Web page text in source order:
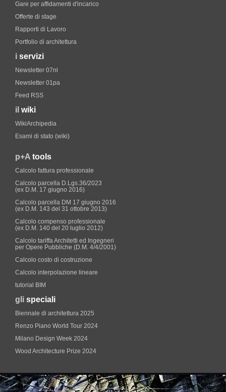
Gare per affidamenti d'incarico
Offerte di stage
Rapporti di Lavoro
Portfolio di architettura
i servizi
Newsletter 07nl
Newsletter 01pa
Feed RSS
il wiki
WikiArchipedia
Esami di stato (wiki)
p+A tools
Calcolo fattura professionale
Calcolo parcella D.Lgs.36/2023
(ex D.M. 17 giugno 2016)
Calcolo parcella DM 17 giugno 2016
(ex D.M. 143 del 31 ottobre 2013)
Calcolo compenso professionale
(ex D.M. 140 del 20 luglio 2012)
Calcolo tariffa Architetti ed Ingegneri
per Opere Pubbliche (D.M. 4/4/2001)
Calcolo costo di costruzione
Calcolo interpolazione lineare
tutorial BIM
gli speciali
Biennale di architettura 2025
Renzo Piano World Tour 2024
Milano Design Week 2024
Wood Architecture Prize 2024